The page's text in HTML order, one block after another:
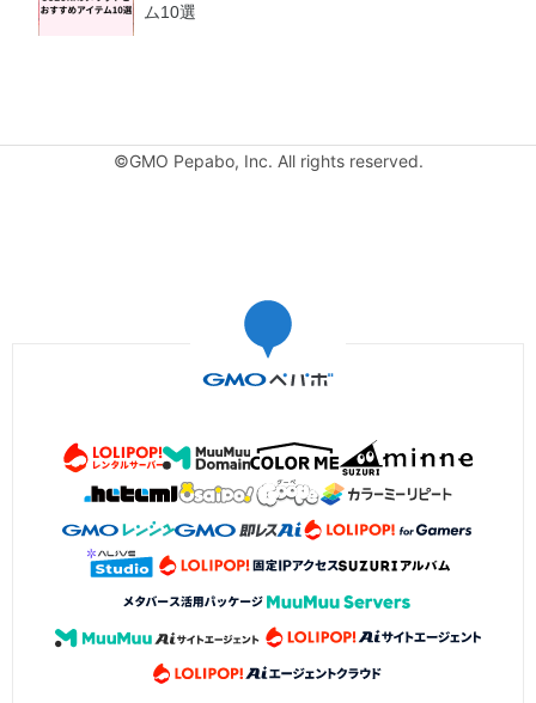
ム10選
©GMO Pepabo, Inc. All rights reserved.